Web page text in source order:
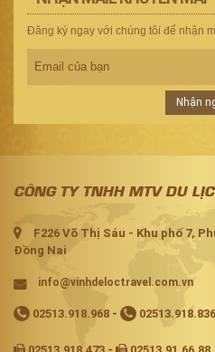
Đăng ký ngay với chúng tôi để nhận
Nhận
CÔNG TY TNHH MTV DU
F226 Võ Thị Sáu - Khu phố 7,
Đồng Nai
info@vinhdeloctravel.com.vn
02513.918.968 - 02513.918.836